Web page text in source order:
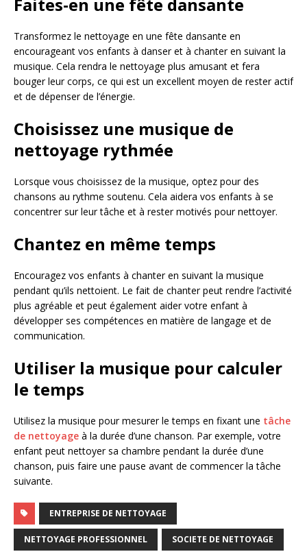
Transformez le nettoyage en une fête dansante en
encourageant vos enfants à danser et à chanter en suivant la
musique. Cela rendra le nettoyage plus amusant et fera
bouger leur corps, ce qui est un excellent moyen de rester actif
et de dépenser de l’énergie.
Choisissez une musique de
nettoyage rythmée
Lorsque vous choisissez de la musique, optez pour des
chansons au rythme soutenu. Cela aidera vos enfants à se
concentrer sur leur tâche et à rester motivés pour nettoyer.
Chantez en même temps
Encouragez vos enfants à chanter en suivant la musique
pendant qu’ils nettoient. Le fait de chanter peut rendre l’activité
plus agréable et peut également aider votre enfant à
développer ses compétences en matière de langage et de
communication.
Utiliser la musique pour calculer
le temps
Utilisez la musique pour mesurer le temps en fixant une tâche
de nettoyage à la durée d’une chanson. Par exemple, votre
enfant peut nettoyer sa chambre pendant la durée d’une
chanson, puis faire une pause avant de commencer la tâche
suivante.
ENTREPRISE DE NETTOYAGE
NETTOYAGE PROFESSIONNEL SOCIETE DE NETTOYAGE